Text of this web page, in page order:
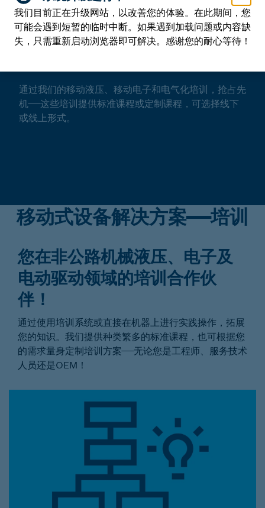
学习。应用。不断前进——通过
涵盖移动解决方案领域的培训
通过我们的移动液压、移动电子和电气化培训，抢占先
机——这些培训提供标准课程或定制课程，可选择线下
或线上形式。
移动式设备解决方案——培训
您在非公路机械液压、电子及
电动驱动领域的培训合作伙
伴！
通过使用培训系统或直接在机器上进行实践操作，拓展
您的知识。我们提供种类繁多的标准课程，也可根据您
的需求量身定制培训方案——无论您是工程师、服务技术
人员还是OEM！
我们目前正在升级网站，以改善您的体验。在此期间，您
可能会遇到短暂的临时中断。如果遇到加载问题或内容缺
失，只需重新启动浏览器即可解决。感谢您的耐心等待！